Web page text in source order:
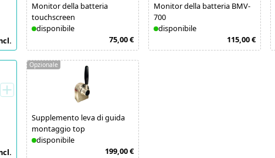
Monitor della batteria
touchscreen
disponibile
75,00 €
Monitor della batteria BMV-
700
disponibile
115,00 €
Supplemento leva di guida
montaggio top
disponibile
199,00 €
Opzionale